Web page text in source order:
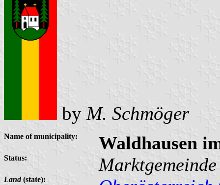
by M. Schmöger
Name of municipality: Waldhausen
Status: Marktgemeinde
Land(state):